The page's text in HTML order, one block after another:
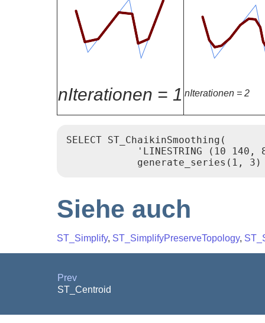
nIterationen = 1 nIterationen = 2
SELECT ST_ChaikinSmoothing(
'LINESTRING (10 140,
Siehe auch
ST_Simplify, ST_SimplifyPreserveTopology,
Prev
ST_Centroid